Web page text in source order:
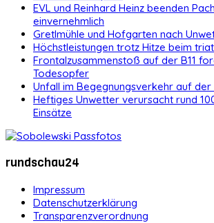
EVL und Reinhard Heinz beenden
einvernehmlich
Gretlmühle und Hofgarten nach
Höchstleistungen trotz Hitze beim
Frontalzusammenstoß auf der B11
Todesopfer
Unfall im Begegnungsverkehr auf der
Heftiges Unwetter verursacht rund
Einsätze
rundschau24
Impressum
Datenschutzerklärung
Transparenzverordnung